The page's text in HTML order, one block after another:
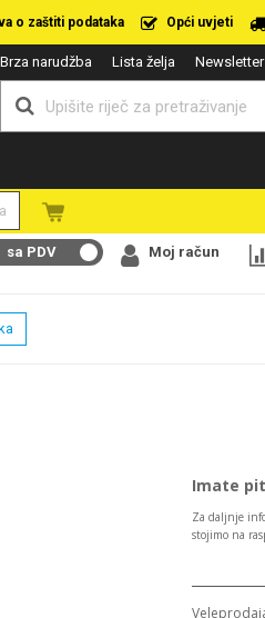
o zaštiti podataka Opći uvjeti
Brza narudžba Lista želja Newsletter
sa PDV Moj račun